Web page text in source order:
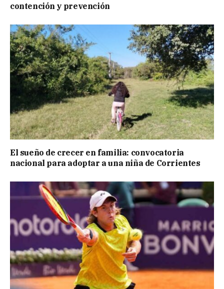
contención y prevención
El sueño de crecer en familia: convocatoria
nacional para adoptar a una niña de Corrientes